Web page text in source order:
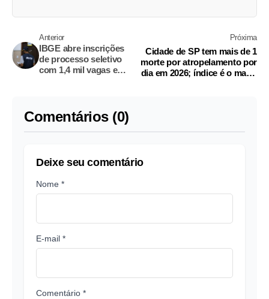
Anterior
IBGE abre inscrições
de processo seletivo
com 1,4 mil vagas e
Próxima
Cidade de SP tem mais de 1
morte por atropelamento por
dia em 2026; índice é o maior
Comentários (0)
Deixe seu comentário
Nome *
E-mail *
Comentário *